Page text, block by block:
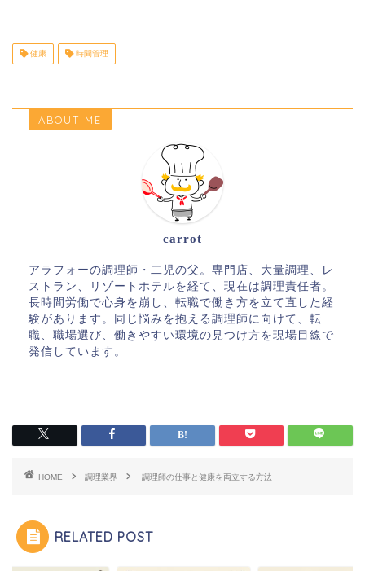
健康 時間管理
ABOUT ME
carrot
アラフォーの調理師・二児の父。専門店、大量調理、レ
ストラン、リゾートホテルを経て、現在は調理責任者。
長時間労働で心身を崩し、転職で働き方を立て直した経
験があります。同じ悩みを抱える調理師に向けて、転
職、職場選び、働きやすい環境の見つけ方を現場目線で
発信しています。
HOME 調理業界 調理師の仕事と健康を両立する方法
RELATED POST